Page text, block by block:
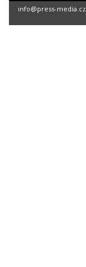
info@press-media.cz